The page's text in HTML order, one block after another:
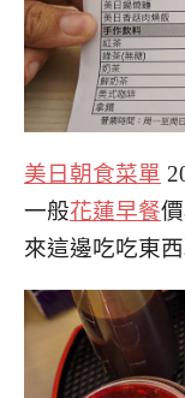
美日朝食菜單
一般花蓮早餐
來這邊吃吃東